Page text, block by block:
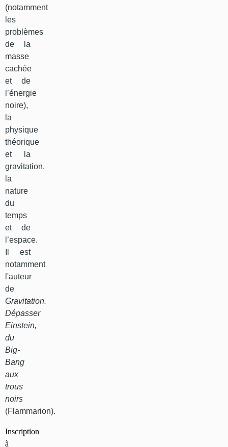
(notamment
les
problèmes
de la
masse
cachée
et de
l’énergie
noire),
la
physique
théorique
et la
gravitation,
la
nature
du
temps
et de
l’espace.
Il est
notamment
l'auteur
de
Gravitation.
Dépasser
Einstein,
du
Big-
Bang
aux
trous
noirs
(Flammarion).
Inscription
à